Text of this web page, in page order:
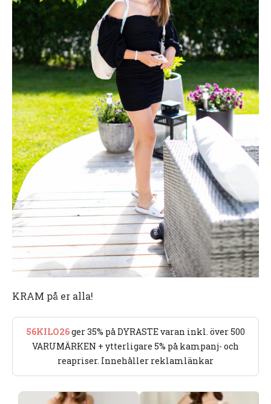
KRAM på er alla!
56KILO26ger 35% på DYRASTE varan inkl. över 500
VARUMÄRKEN + ytterligare 5% på kampanj- och
reapriser. Innehåller reklamlänkar